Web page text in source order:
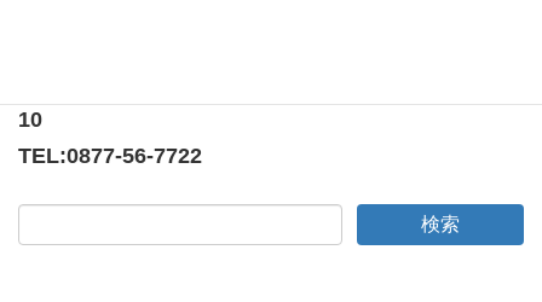
10
TEL:0877-56-7722